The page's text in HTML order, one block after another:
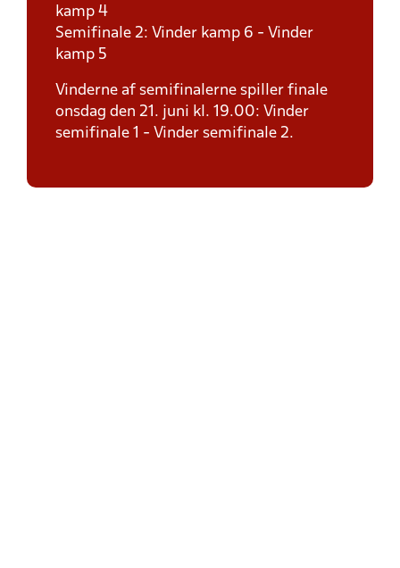
kamp 4
Semifinale 2: Vinder kamp 6 - Vinder
kamp 5
Vinderne af semifinalerne spiller finale
onsdag den 21. juni kl. 19.00: Vinder
semifinale 1 - Vinder semifinale 2.